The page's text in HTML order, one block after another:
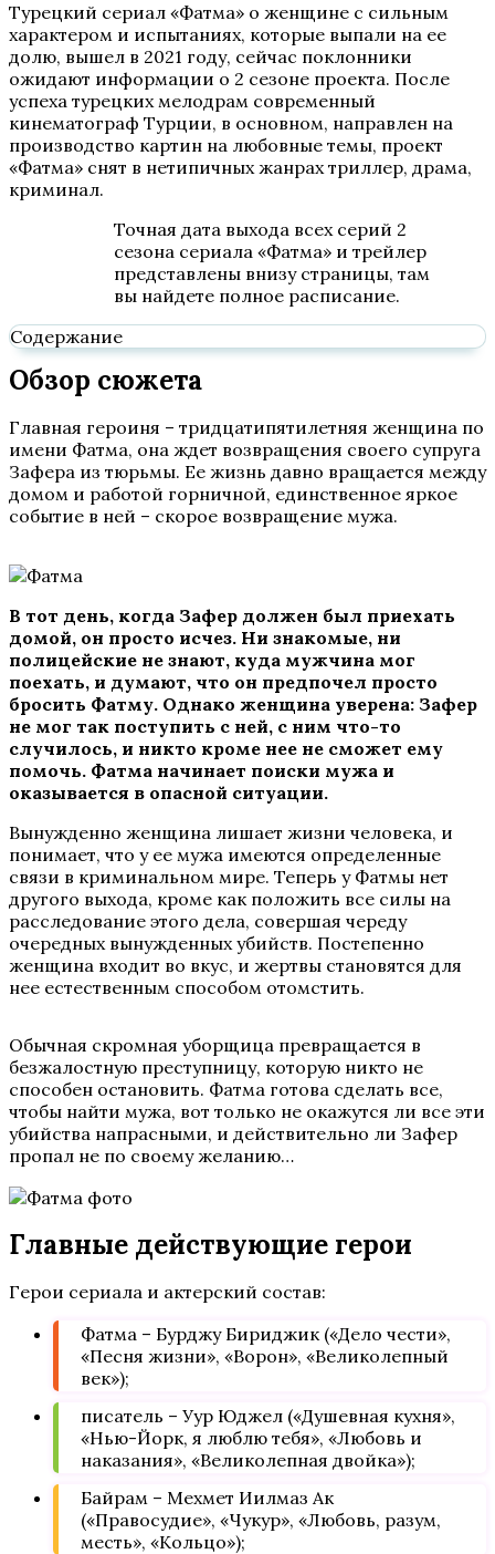
Турецкий сериал «Фатма» о женщине с сильным
характером и испытаниях, которые выпали на ее
долю, вышел в 2021 году, сейчас поклонники
ожидают информации о 2 сезоне проекта. После
успеха турецких мелодрам современный
кинематограф Турции, в основном, направлен на
производство картин на любовные темы, проект
«Фатма» снят в нетипичных жанрах триллер, драма,
криминал.
Точная дата выхода всех серий 2
сезона сериала «Фатма» и трейлер
представлены внизу страницы, там
вы найдете полное расписание.
Содержание
Обзор сюжета
Главная героиня – тридцатипятилетняя женщина по
имени Фатма, она ждет возвращения своего супруга
Зафера из тюрьмы. Ее жизнь давно вращается между
домом и работой горничной, единственное яркое
событие в ней – скорое возвращение мужа.
В тот день, когда Зафер должен был приехать
домой, он просто исчез. Ни знакомые, ни
полицейские не знают, куда мужчина мог
поехать, и думают, что он предпочел просто
бросить Фатму. Однако женщина уверена: Зафер
не мог так поступить с ней, с ним что-то
случилось, и никто кроме нее не сможет ему
помочь. Фатма начинает поиски мужа и
оказывается в опасной ситуации.
Вынужденно женщина лишает жизни человека, и
понимает, что у ее мужа имеются определенные
связи в криминальном мире. Теперь у Фатмы нет
другого выхода, кроме как положить все силы на
расследование этого дела, совершая череду
очередных вынужденных убийств. Постепенно
женщина входит во вкус, и жертвы становятся для
нее естественным способом отомстить.
Обычная скромная уборщица превращается в
безжалостную преступницу, которую никто не
способен остановить. Фатма готова сделать все,
чтобы найти мужа, вот только не окажутся ли все эти
убийства напрасными, и действительно ли Зафер
пропал не по своему желанию…
Главные действующие герои
Герои сериала и актерский состав:
Фатма – Бурджу Бириджик («Дело чести»,
«Песня жизни», «Ворон», «Великолепный
век»);
писатель – Уур Юджел («Душевная кухня»,
«Нью-Йорк, я люблю тебя», «Любовь и
наказания», «Великолепная двойка»);
Байрам – Мехмет Иилмаз Ак
(«Правосудие», «Чукур», «Любовь, разум,
месть», «Кольцо»);